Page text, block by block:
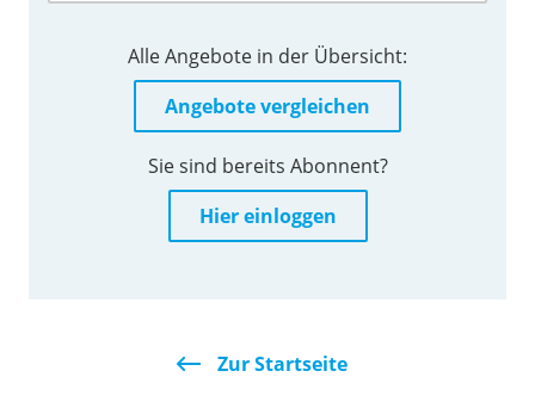
Alle Angebote in der Übersicht:
Angebote vergleichen
Sie sind bereits Abonnent?
Hier einloggen
Zur Startseite